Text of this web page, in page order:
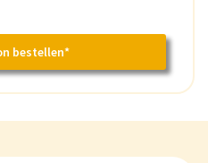
bestellen*